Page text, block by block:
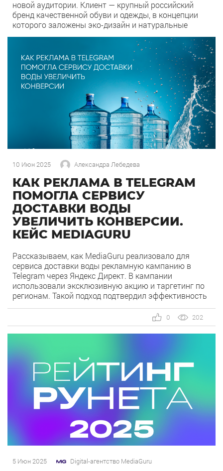
новой аудитории. Клиент — крупный российский
бренд качественной обуви и одежды, в концепции
которого заложены эко-дизайн и натуральные
материалы. Нашей целью было увеличение продаж
на Wildberries (WB) за счет расширения охвата
целевой аудитории с помощью Яндекс Директ.
Период работы — февраль-июнь 2024 года. С
какими проблемами […]
199
0
10 Июн 2025 Александра Лебедева
КАК РЕКЛАМА В TELEGRAM
ПОМОГЛА СЕРВИСУ
ДОСТАВКИ ВОДЫ
УВЕЛИЧИТЬ КОНВЕРСИИ.
КЕЙС MEDIAGURU
Рассказываем, как MediaGuru реализовало для
сервиса доставки воды рекламную кампанию в
Telegram через Яндекс Директ. В кампании
использовали эксклюзивную акцию и таргетинг по
регионам. Такой подход подтвердил эффективность
предложений и усиления бренда среди целевой
аудитории. О клиенте Сервис доставки воды от
одной из самых динамично развивающихся
202
0
5 Июн 2025 Digital-агентство MediaGuru